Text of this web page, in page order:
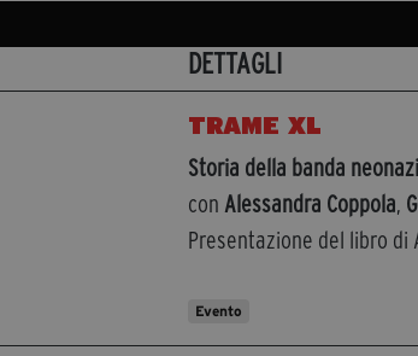
DETTAGLI
TRAME XL
Storia della banda
con Alessandra Coppola,
Presentazione del libro di
Evento